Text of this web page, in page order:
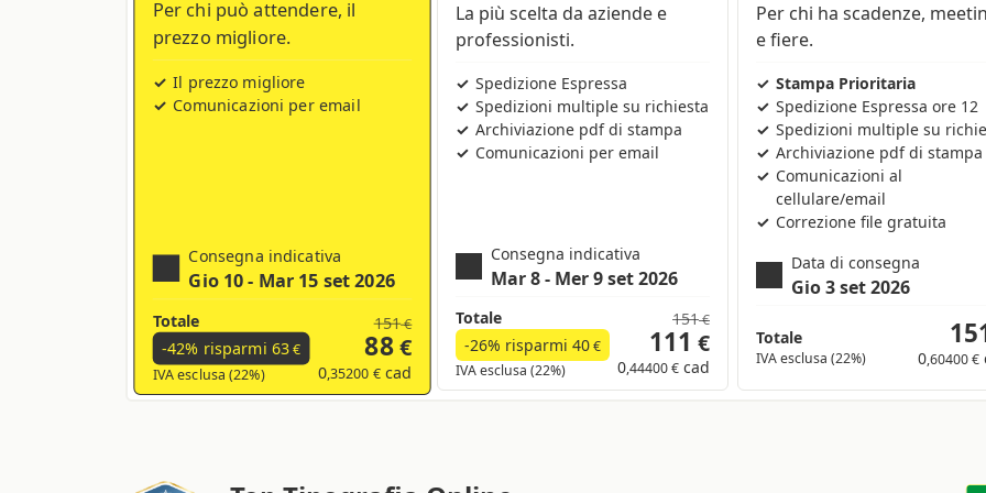
Per chi può attendere, il
prezzo migliore.
Il prezzo migliore
Comunicazioni per email
Consegna indicativa
Gio 10 - Mar 15 set 2026
Totale
-42% risparmi 63€
IVA esclusa (22%)
151€
88€
0,35200 €cad
La più scelta da aziende e
professionisti.
Spedizione Espressa
Spedizioni multiple su richiesta
Archiviazione pdf di stampa
Comunicazioni per email
Consegna indicativa
Mar 8 - Mer 9 set 2026
Totale
-26% risparmi 40€
IVA esclusa (22%)
151€
111 €
0,44400 € cad
Per chi ha scadenze,
e fiere.
Stampa Prioritaria
Spedizione Espressa ore 12
Spedizioni multiple su
Archiviazione pdf di stampa
Comunicazioni al
cellulare/email
Correzione file gratuita
Data di consegna
Gio 3 set 2026
Totale
IVA esclusa (22%) 0,60400 €